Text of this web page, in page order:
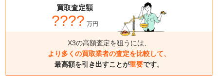
買取査定額
???? 万円
X3の高額査定を狙うには、
より多くの買取業者の査定を比較して、
最高額を引き出すことが重要です。